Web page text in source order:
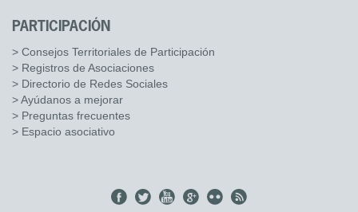
PARTICIPACIÓN
> Consejos Territoriales de Participación
> Registros de Asociaciones
> Directorio de Redes Sociales
> Ayúdanos a mejorar
> Preguntas frecuentes
> Espacio asociativo